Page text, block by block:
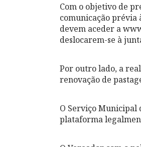
Com o objetivo de
comunicação prévia
devem aceder a
deslocarem-se à
Por outro lado, a
renovação de
O Serviço Municipal
plataforma